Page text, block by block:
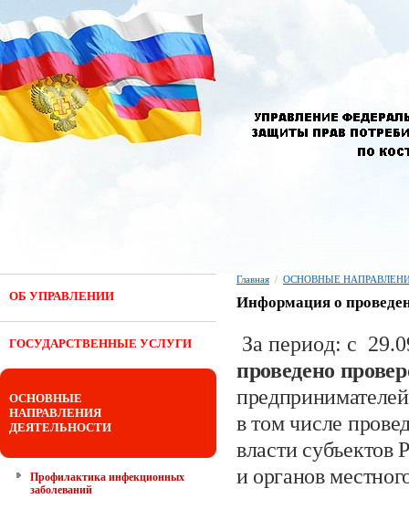
ОБ УПРАВЛЕНИИ
ГОСУДАРСТВЕННЫЕ УСЛУГИ
ОСНОВНЫЕ
НАПРАВЛЕНИЯ
ДЕЯТЕЛЬНОСТИ
Профилактика инфекционных
заболеваний
Главная / ОСНОВНЫЕ
Информация о
За период: с
проведено
в том числе
власти субъектов
и органов